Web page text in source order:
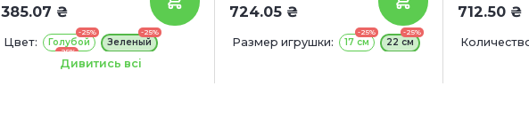
385.07 ₴
Цвет:
-25%
Голубой
-25%
Зеленый
-25%
ОранжевыйДивитись всі
724.05 ₴
Размер игрушки:
-25%
17 см
-25%
22 см
712.50 ₴